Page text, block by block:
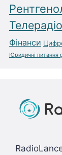
Фінанси
Юридичні питання